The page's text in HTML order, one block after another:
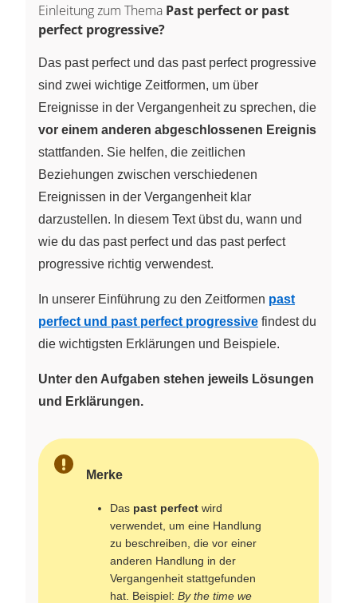
Einleitung zum Thema Past perfect or past
perfect progressive?
Das past perfect und das past perfect progressive
sind zwei wichtige Zeitformen, um über
Ereignisse in der Vergangenheit zu sprechen, die
vor einem anderen abgeschlossenen Ereignis
stattfanden. Sie helfen, die zeitlichen
Beziehungen zwischen verschiedenen
Ereignissen in der Vergangenheit klar
darzustellen. In diesem Text übst du, wann und
wie du das past perfect und das past perfect
progressive richtig verwendest.
In unserer Einführung zu den Zeitformen past
perfect und past perfect progressive findest du
die wichtigsten Erklärungen und Beispiele.
Unter den Aufgaben stehen jeweils Lösungen
und Erklärungen.
Merke
Das past perfect wird
verwendet, um eine Handlung
zu beschreiben, die vor einer
anderen Handlung in der
Vergangenheit stattgefunden
hat. Beispiel: By the time we